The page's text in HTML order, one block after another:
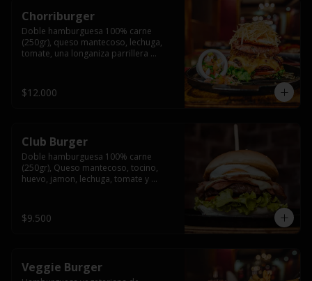
Chorriburger
Doble hamburguesa 100% carne
(250gr), queso mantecoso, lechuga,
tomate, una longaniza parrillera
papas fritas.
$12.000
Club Burger
Doble hamburguesa 100% carne
(250gr), Queso mantecoso, tocino,
huevo, jamon, lechuga, tomate y
$9.500
Veggie Burger